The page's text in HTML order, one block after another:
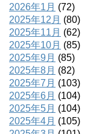
2026年1月 (72)
2025年12月 (80)
2025年11月 (62)
2025年10月 (85)
2025年9月 (85)
2025年8月 (82)
2025年7月 (103)
2025年6月 (104)
2025年5月 (104)
2025年4月 (105)